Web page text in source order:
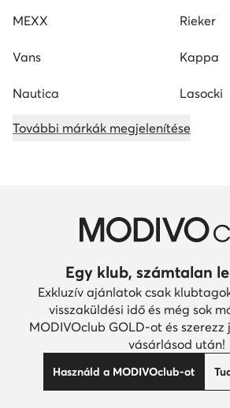
MEXX Rieker
Vans Kappa
Nautica Lasocki
További márkák megjelenítése
Egy klub, számtalan
Exkluzív ajánlatok csak
visszaküldési idő és még sok
MODIVOclub GOLD-ot és
vásárlásod után!
Használd a MODIVOclub-ot